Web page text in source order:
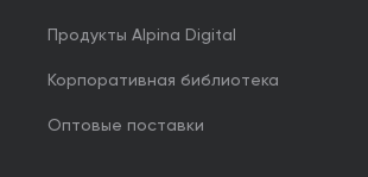
Продукты Alpina Digital
Корпоративная библиотека
Оптовые поставки